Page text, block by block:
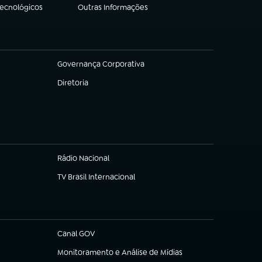
Outras Informações
(abre em nova aba)
Governança Corporativa
(abre em nova aba)
Diretoria
(abre em nova aba)
Rádio Nacional
TV Brasil Internacional
(abre em nova aba)
Canal GOV
(abre em nova aba)
Monitoramento e Análise de Mídias
(abre em nova aba)